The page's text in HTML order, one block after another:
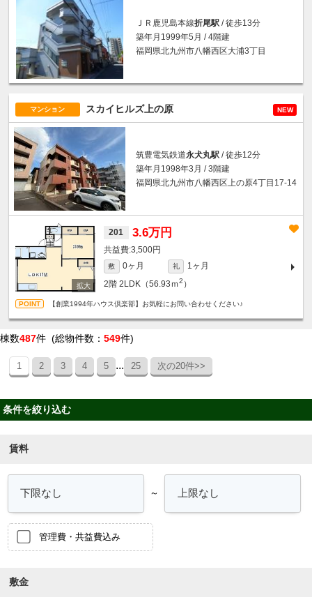
ＪＲ鹿児島本線折尾駅 / 徒歩13分
築年月1999年5月 / 4階建
福岡県北九州市八幡西区大浦3丁目
マンション スカイヒルズ上の原 NEW
筑豊電気鉄道永犬丸駅 / 徒歩12分
築年月1998年3月 / 3階建
福岡県北九州市八幡西区上の原4丁目17-14
201 3.6万円
3,500円
敷 0ヶ月 礼
1ヶ月
2階 2LDK（56.93ｍ2 ）
【創業1994年ハウス倶楽部】お気軽にお問い合わせください♪
棟数487件 (総物件数： 549件)
1 2 3 4 5 ... 25 次の20件>>
条件を絞り込む
賃料
～
管理費・共益費込み
敷金